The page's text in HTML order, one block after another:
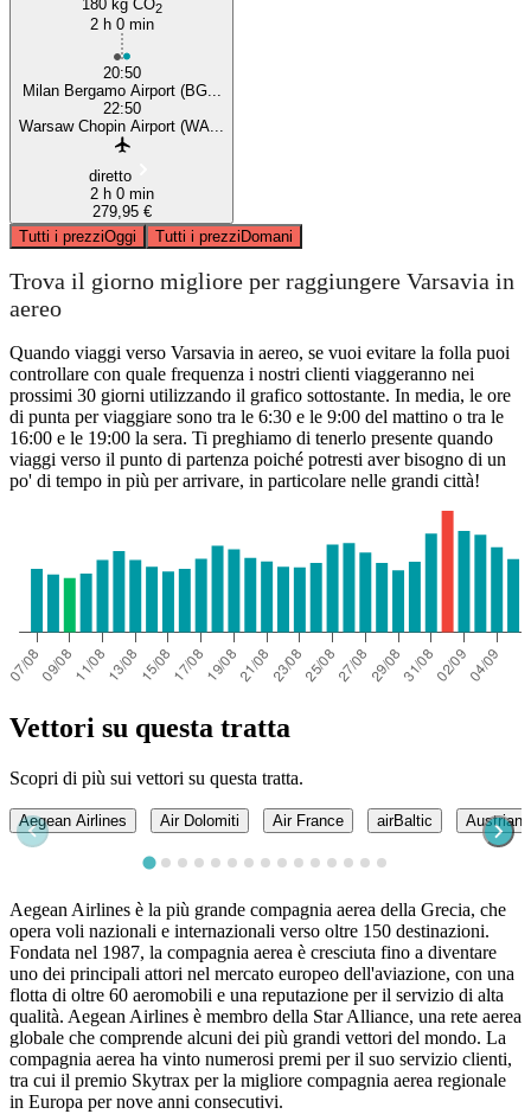
180 kg CO2
2 h 0 min
20:50
Milan Bergamo Airport (BG...
22:50
Warsaw Chopin Airport (WA...
diretto
2 h 0 min
279,95 €
Tutti i prezziOggi Tutti i prezziDomani
Trova il giorno migliore per raggiungere Varsavia in
aereo
Quando viaggi verso Varsavia in aereo, se vuoi evitare la folla puoi
controllare con quale frequenza i nostri clienti viaggeranno nei
prossimi 30 giorni utilizzando il grafico sottostante. In media, le ore
di punta per viaggiare sono tra le 6:30 e le 9:00 del mattino o tra le
16:00 e le 19:00 la sera. Ti preghiamo di tenerlo presente quando
viaggi verso il punto di partenza poiché potresti aver bisogno di un
po' di tempo in più per arrivare, in particolare nelle grandi città!
Vettori su questa tratta
Scopri di più sui vettori su questa tratta.
Aegean Airlines Air Dolomiti Air France airBaltic Austrian
Aegean Airlines è la più grande compagnia aerea della Grecia, che
opera voli nazionali e internazionali verso oltre 150 destinazioni.
Fondata nel 1987, la compagnia aerea è cresciuta fino a diventare
uno dei principali attori nel mercato europeo dell'aviazione, con una
flotta di oltre 60 aeromobili e una reputazione per il servizio di alta
qualità. Aegean Airlines è membro della Star Alliance, una rete aerea
globale che comprende alcuni dei più grandi vettori del mondo. La
compagnia aerea ha vinto numerosi premi per il suo servizio clienti,
tra cui il premio Skytrax per la migliore compagnia aerea regionale
in Europa per nove anni consecutivi.